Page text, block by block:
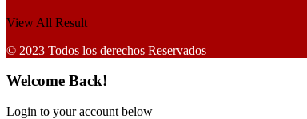
View All Result
© 2023 Todos los derechos Reservados
Welcome Back!
Login to your account below